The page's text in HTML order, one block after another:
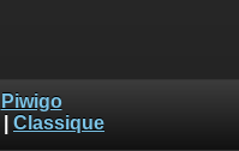
Piwigo
Classique